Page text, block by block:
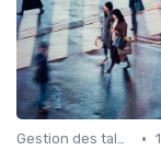
Gestion des talents IT •